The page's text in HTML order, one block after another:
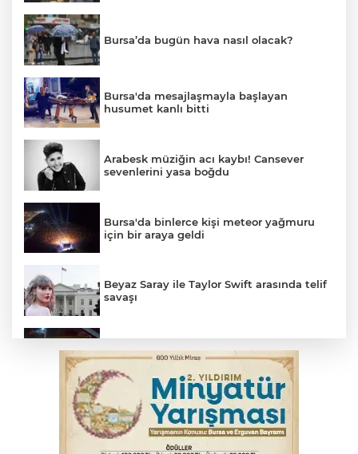
Bursa’da bugün hava nasıl olacak?
Bursa'da mesajlaşmayla başlayan
husumet kanlı bitti
Arabesk müziğin acı kaybı! Cansever
sevenlerini yasa boğdu
Bursa'da binlerce kişi meteor yağmuru
için bir araya geldi
Beyaz Saray ile Taylor Swift arasında telif
savaşı
Bursa’da drift atan sürücüye ceza yağdı
Bursa'da korkutan kazada 4 yaralı